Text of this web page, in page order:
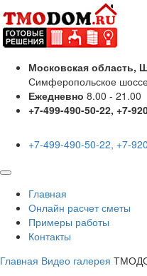
Московская область,
Симферопольское
Ежедневно 8.00 - 21.00
+7-499-490-50-22, +7-
+7-499-490-50-22, +7-
Главная
Онлайн расчет сметы
Примеры работы
Контакты
Главная Видео галерея